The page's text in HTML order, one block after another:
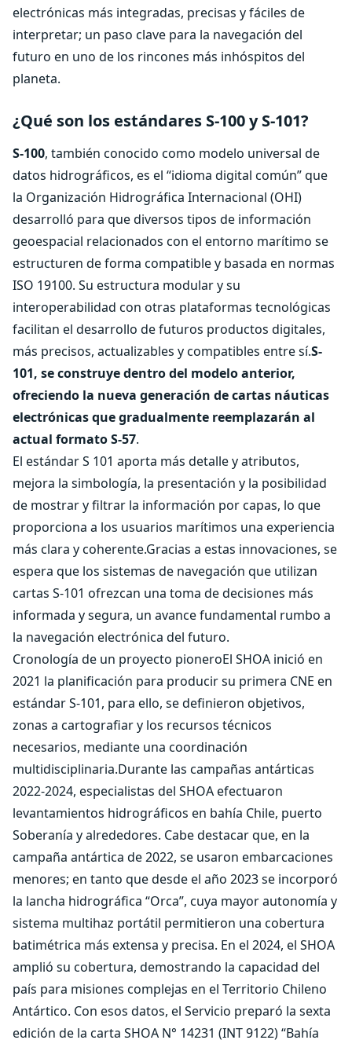
electrónicas más integradas, precisas y fáciles de
interpretar; un paso clave para la navegación del
futuro en uno de los rincones más inhóspitos del
planeta.
¿Qué son los estándares S-100 y S-101?
S-100, también conocido como modelo universal de
datos hidrográficos, es el “idioma digital común” que
la Organización Hidrográfica Internacional (OHI)
desarrolló para que diversos tipos de información
geoespacial relacionados con el entorno marítimo se
estructuren de forma compatible y basada en normas
ISO 19100. Su estructura modular y su
interoperabilidad con otras plataformas tecnológicas
facilitan el desarrollo de futuros productos digitales,
más precisos, actualizables y compatibles entre sí.S-
101, se construye dentro del modelo anterior,
ofreciendo la nueva generación de cartas náuticas
electrónicas que gradualmente reemplazarán al
actual formato S-57.
El estándar S 101 aporta más detalle y atributos,
mejora la simbología, la presentación y la posibilidad
de mostrar y filtrar la información por capas, lo que
proporciona a los usuarios marítimos una experiencia
más clara y coherente.Gracias a estas innovaciones, se
espera que los sistemas de navegación que utilizan
cartas S-101 ofrezcan una toma de decisiones más
informada y segura, un avance fundamental rumbo a
la navegación electrónica del futuro.
Cronología de un proyecto pioneroEl SHOA inició en
2021 la planificación para producir su primera CNE en
estándar S-101, para ello, se definieron objetivos,
zonas a cartografiar y los recursos técnicos
necesarios, mediante una coordinación
multidisciplinaria.Durante las campañas antárticas
2022-2024, especialistas del SHOA efectuaron
levantamientos hidrográficos en bahía Chile, puerto
Soberanía y alrededores. Cabe destacar que, en la
campaña antártica de 2022, se usaron embarcaciones
menores; en tanto que desde el año 2023 se incorporó
la lancha hidrográfica “Orca”, cuya mayor autonomía y
sistema multihaz portátil permitieron una cobertura
batimétrica más extensa y precisa. En el 2024, el SHOA
amplió su cobertura, demostrando la capacidad del
país para misiones complejas en el Territorio Chileno
Antártico. Con esos datos, el Servicio preparó la sexta
edición de la carta SHOA N° 14231 (INT 9122) “Bahía